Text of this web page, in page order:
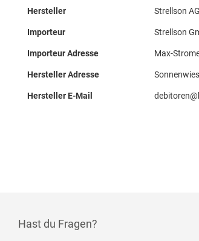
Hersteller Strellson
Importeur Strellson
Importeur Adresse Max-
Hersteller Adresse
Hersteller E-Mail
Hast du Fragen?